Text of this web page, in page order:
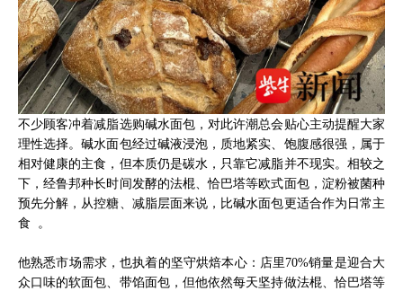
不少顾客冲着减脂选购碱水面包，对此许潮总会贴心主动提醒大家
理性选择。碱水面包经过碱液浸泡，质地紧实、饱腹感很强，属于
相对健康的主食，但本质仍是碳水，只靠它减脂并不现实。相较之
下，经鲁邦种长时间发酵的法棍、恰巴塔等欧式面包，淀粉被菌种
预先分解，从控糖、减脂层面来说，比碱水面包更适合作为日常主
食 。
他熟悉市场需求，也执着的坚守烘焙本心：店里70%销量是迎合大
众口味的软面包、带馅面包，但他依然每天坚持做法棍、恰巴塔等